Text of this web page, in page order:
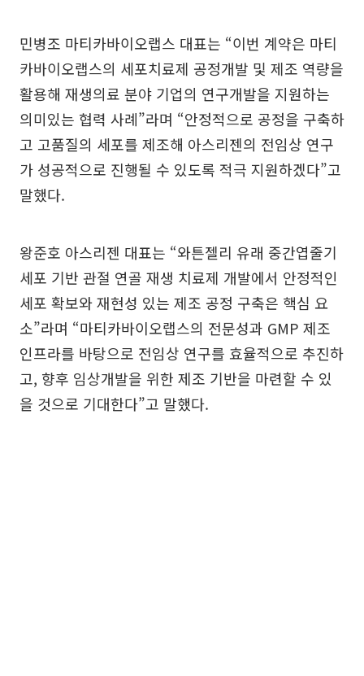
민병조 마티카바이오랩스 대표는 “이번 계약은 마티
카바이오랩스의 세포치료제 공정개발 및 제조 역량을
활용해 재생의료 분야 기업의 연구개발을 지원하는
의미있는 협력 사례”라며 “안정적으로 공정을 구축하
고 고품질의 세포를 제조해 아스리젠의 전임상 연구
가 성공적으로 진행될 수 있도록 적극 지원하겠다”고
말했다.
왕준호 아스리젠 대표는 “와튼젤리 유래 중간엽줄기
세포 기반 관절 연골 재생 치료제 개발에서 안정적인
세포 확보와 재현성 있는 제조 공정 구축은 핵심 요
소”라며 “마티카바이오랩스의 전문성과 GMP 제조
인프라를 바탕으로 전임상 연구를 효율적으로 추진하
고, 향후 임상개발을 위한 제조 기반을 마련할 수 있
을 것으로 기대한다”고 말했다.